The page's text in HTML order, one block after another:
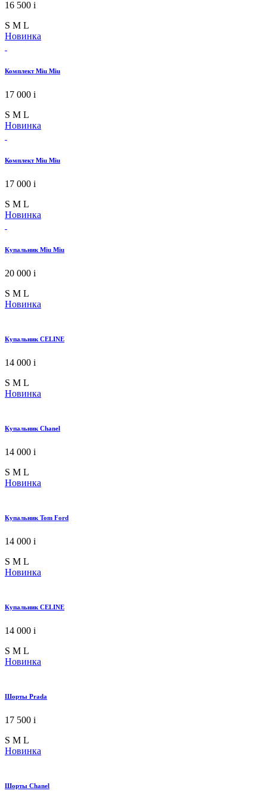
16 500 i
S M L
Новинка
Комплект Miu Miu
17 000 i
S M L
Новинка
Комплект Miu Miu
17 000 i
S M L
Новинка
Купальник Miu Miu
20 000 i
S M L
Новинка
Купальник CELINE
14 000 i
S M L
Новинка
Купальник Chanel
14 000 i
S M L
Новинка
Купальник Tom Ford
14 000 i
S M L
Новинка
Купальник CELINE
14 000 i
S M L
Новинка
Шорты Prada
17 500 i
S M L
Новинка
Шорты Chanel